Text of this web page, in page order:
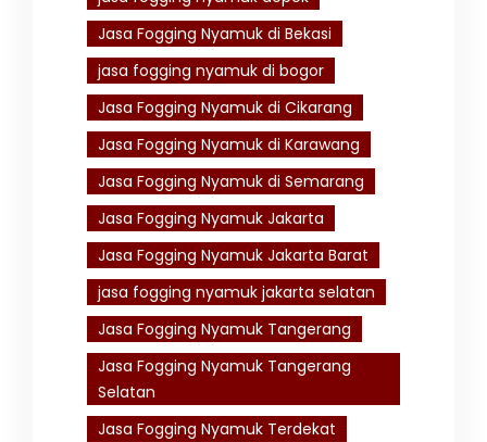
Jasa Fogging Nyamuk di Bekasi
jasa fogging nyamuk di bogor
Jasa Fogging Nyamuk di Cikarang
Jasa Fogging Nyamuk di Karawang
Jasa Fogging Nyamuk di Semarang
Jasa Fogging Nyamuk Jakarta
Jasa Fogging Nyamuk Jakarta Barat
jasa fogging nyamuk jakarta selatan
Jasa Fogging Nyamuk Tangerang
Jasa Fogging Nyamuk Tangerang
Selatan
Jasa Fogging Nyamuk Terdekat